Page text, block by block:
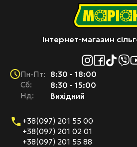
Інтернет-магазин
Пн-Пт:
Cб:
Нд:
8:30 - 18:00
8:30 - 15:00
Вихідний
+38(097) 201 55 00
+38(097) 201 02 01
+38(097) 201 55 88